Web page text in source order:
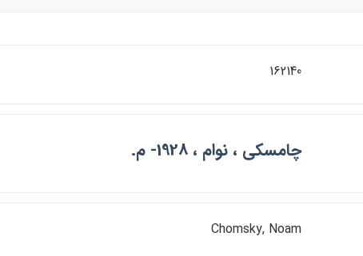
162140
چامسكي ، نوام ، 1928- م.
Chomsky, Noam